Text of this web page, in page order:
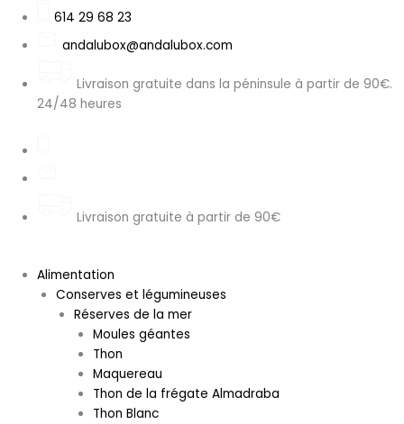
contenu
614 29 68 23
andalubox@andalubox.com
Livraison gratuite dans la péninsule à partir de 90€.
24/48 heures
Livraison gratuite à partir de 90€
Alimentation
Conserves et légumineuses
Réserves de la mer
Moules géantes
Thon
Maquereau
Thon de la frégate Almadraba
Thon Blanc